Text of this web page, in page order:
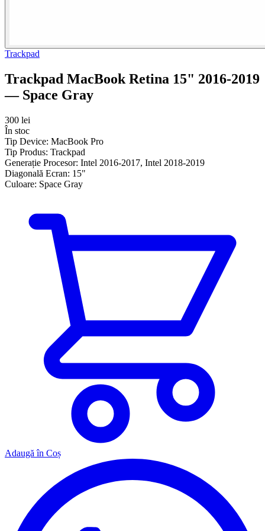
Trackpad
Trackpad MacBook Retina 15" 2016-2019
— Space Gray
300 lei
În stoc
Tip Device: MacBook Pro
Tip Produs: Trackpad
Generație Procesor: Intel 2016-2017, Intel 2018-2019
Diagonală Ecran: 15"
Culoare: Space Gray
Adaugă în Coș